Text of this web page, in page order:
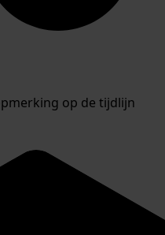
op de tijdlijn